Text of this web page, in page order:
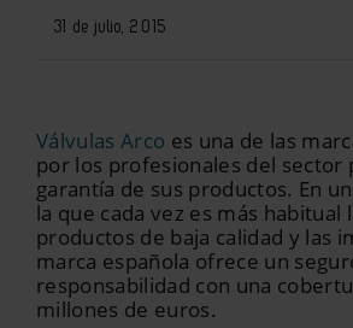
31 de julio, 2015
Válvulas Arco es una de las
por los profesionales del sector
garantía de sus productos. En
la que cada vez es más habitual
productos de baja calidad y las
marca española ofrece un
responsabilidad con una
millones de euros.